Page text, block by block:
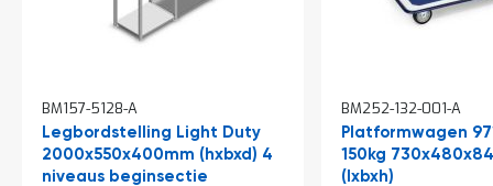
BM157-5128-A
Legbordstelling Light Duty
2000x550x400mm (hxbxd) 4
niveaus beginsectie
BM252-132-001-A
Platformwagen
150kg
(lxbxh)
winkelwagen